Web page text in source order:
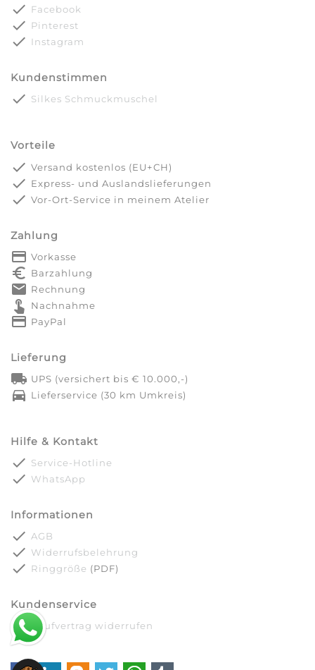
done Facebook
done Pinterest
done Instagram
Kundenstimmen
done Silkes Schmuckmuschel
Vorteile
done Versand kostenlos (EU+CH)
done Express- und Auslandslieferungen
done Vor-Ort-Service in meinem Atelier
Zahlung
payment Vorkasse
euro_symbol Barzahlung
markunread Rechnung
touch_app Nachnahme
credit_card PayPal
Lieferung
local_shipping UPS (versichert bis € 10.000,-)
directions_car Lieferservice (30 km Umkreis)
Hilfe & Kontakt
done Service-Hotline
done WhatsApp
Informationen
done AGB
done Widerrufsbelehrung
done Ringgröße (PDF)
Kundenservice
done Kaufvertrag widerrufen